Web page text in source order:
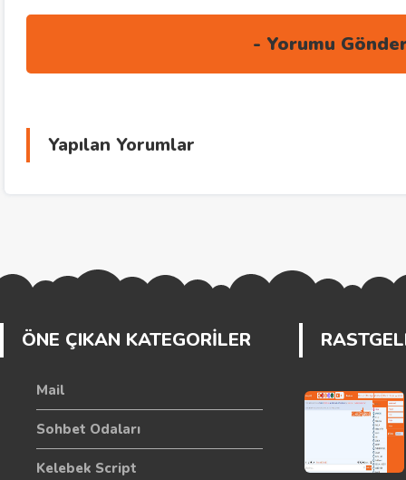
Yapılan Yorumlar
ÖNE ÇIKAN KATEGORİLER
Mail
Sohbet Odaları
Kelebek Script